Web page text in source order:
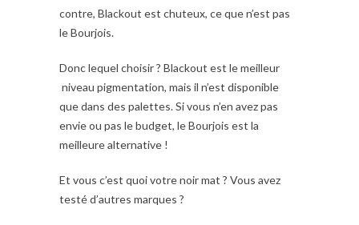
contre, Blackout est chuteux, ce que n’est pas
le Bourjois.
Donc lequel choisir ? Blackout est le meilleur
niveau pigmentation, mais il n’est disponible
que dans des palettes. Si vous n’en avez pas
envie ou pas le budget, le Bourjois est la
meilleure alternative !
Et vous c’est quoi votre noir mat ? Vous avez
testé d’autres marques ?